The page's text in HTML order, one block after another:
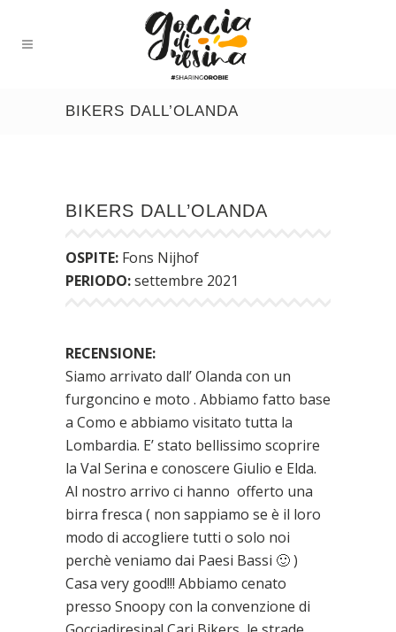
BIKERS DALL’OLANDA
BIKERS DALL’OLANDA
OSPITE: Fons Nijhof
PERIODO:settembre 2021
RECENSIONE:
Siamo arrivato dall’ Olanda con un
furgoncino e moto . Abbiamo fatto base
a Como e abbiamo visitato tutta la
Lombardia. E’ stato bellissimo scoprire
la Val Serina e conoscere Giulio e Elda.
Al nostro arrivo ci hanno offerto una
birra fresca ( non sappiamo se è il loro
modo di accogliere tutti o solo noi
perchè veniamo dai Paesi Bassi 🙂 )
Casa very good!!! Abbiamo cenato
presso Snoopy con la convenzione di